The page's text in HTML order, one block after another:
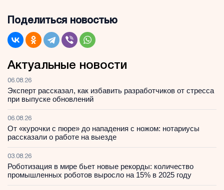
Поделиться новостью
Актуальные новости
06.08.26
Эксперт рассказал, как избавить разработчиков от стресса
при выпуске обновлений
06.08.26
От «курочки с пюре» до нападения с ножом: нотариусы
рассказали о работе на выезде
03.08.26
Роботизация в мире бьет новые рекорды: количество
промышленных роботов выросло на 15% в 2025 году